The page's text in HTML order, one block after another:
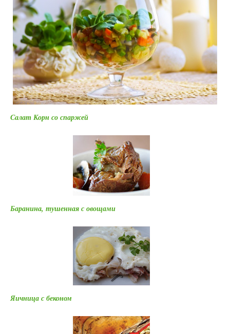
Салат Корн со спаржей
Баранина, тушенная с овощами
Яичница с беконом